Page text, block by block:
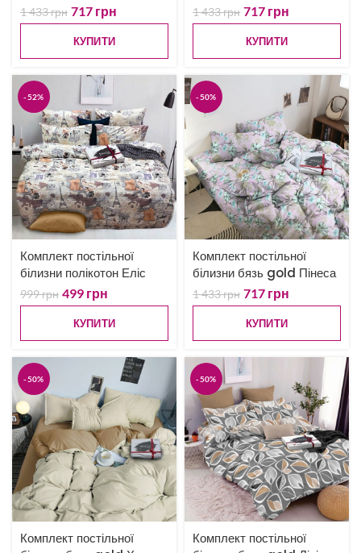
1 433грн 717 грн
КУПИТИ
1 433грн 717 грн
КУПИТИ
-52%
Комплект постільної
білизни полікотон Еліс
999грн 499 грн
КУПИТИ
-50%
Комплект постільної
білизни бязь gold Пінеса
1 433грн 717 грн
КУПИТИ
-50%
Комплект постільної
-50%
Комплект постільної